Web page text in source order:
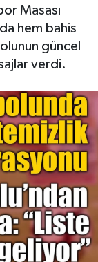
Masası
hem bahis
güncel
verdi.